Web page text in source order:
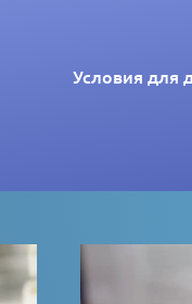
Условия для